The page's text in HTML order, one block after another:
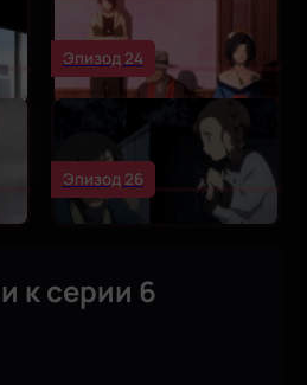
Эпизод 24
Эпизод 26
к серии 6